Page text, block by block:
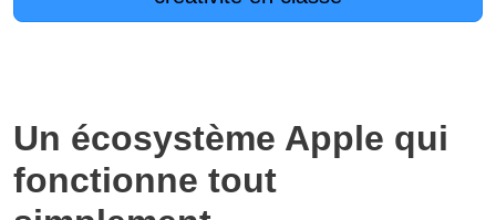
Un écosystème Apple qui
fonctionne tout